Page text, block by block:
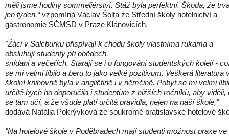
měli jsme hodiny sommeliérství. Stáž byla perfektní. Škoda, že
jen týden,“ vzpomíná Václav Šolta ze Střední školy hotelnictví a
gastronomie SČMSD v Praze Klánovicích.
"Žáci v Salcburku přispívají k chodu školy vlastníma rukama a
obsluhují studenty při obědech,
snídani a večeřích. Starají se i o fungování studentských kolejí -
se mi velmi líbilo a beru to jako velké pozitivum. Veškerá literatura
školní knihovně byla v angličtině i v němčině. Pobyt se mi velmi
určitě bych ho doporučila i studentům z nižších ročníků, aby viděli,
se tam učí, a že všude platí určitá pravidla, nejen na naší škole,"
dodává Natália Pokrývková ze soukromé bratislavské hotelové
"Na hotelové škole v Poděbradech mají studenti možnost praxe ve